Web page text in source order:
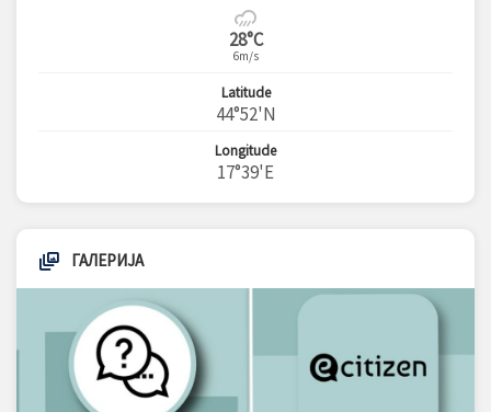
28°C
6m/s
Latitude
44°52'N
Longitude
17°39'E
ГАЛЕРИЈА